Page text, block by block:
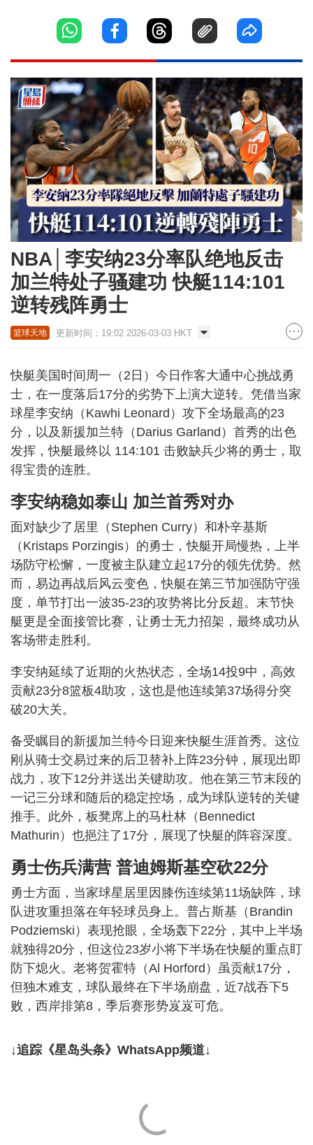
NBA│李安纳23分率队绝地反击
加兰特处子骚建功 快艇114:101
逆转残阵勇士
篮球天地 更新时间：19:02 2026-03-03 HKT
快艇美国时间周一（2日）今日作客大通中心挑战勇
士，在一度落后17分的劣势下上演大逆转。凭借当家
球星李安纳（Kawhi Leonard）攻下全场最高的23
分，以及新援加兰特（Darius Garland）首秀的出色
发挥，快艇最终以 114:101 击败缺兵少将的勇士，取
得宝贵的连胜。
李安纳稳如泰山 加兰首秀对办
面对缺少了居里（Stephen Curry）和朴辛基斯
（Kristaps Porzingis）的勇士，快艇开局慢热，上半
场防守松懈，一度被主队建立起17分的领先优势。然
而，易边再战后风云变色，快艇在第三节加强防守强
度，单节打出一波35-23的攻势将比分反超。末节快
艇更是全面接管比赛，让勇士无力招架，最终成功从
客场带走胜利。
李安纳延续了近期的火热状态，全场14投9中，高效
贡献23分8篮板4助攻，这也是他连续第37场得分突
破20大关。
备受瞩目的新援加兰特今日迎来快艇生涯首秀。这位
刚从骑士交易过来的后卫替补上阵23分钟，展现出即
战力，攻下12分并送出关键助攻。他在第三节末段的
一记三分球和随后的稳定控场，成为球队逆转的关键
推手。此外，板凳席上的马杜林（Bennedict
Mathurin）也挹注了17分，展现了快艇的阵容深度。
勇士伤兵满营 普迪姆斯基空砍22分
勇士方面，当家球星居里因膝伤连续第11场缺阵，球
队进攻重担落在年轻球员身上。普占斯基（Brandin
Podziemski）表现抢眼，全场轰下22分，其中上半场
就独得20分，但这位23岁小将下半场在快艇的重点盯
防下熄火。老将贺霍特（Al Horford）虽贡献17分，
但独木难支，球队最终在下半场崩盘，近7战吞下5
败，西岸排第8，季后赛形势岌岌可危。
↓追踪《星岛头条》WhatsApp频道↓